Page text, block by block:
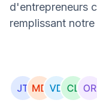
d'entrepreneurs
remplissant